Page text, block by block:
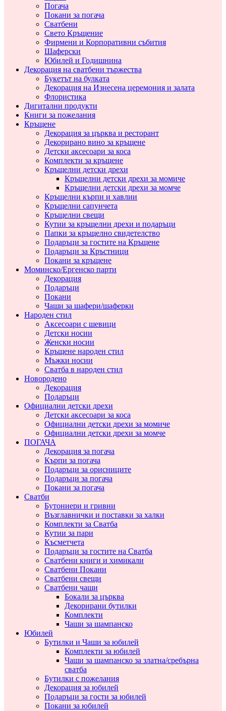
Погача
Покани за погача
Сватбени
Свето Кръщение
Фирмени и Корпоративни събития
Шаферски
Юбилей и Годишнина
Декорация на сватбени тържества
Букетът на булката
Декорация на Изнесена церемония и залата
Флористика
Дигитални продукти
Книги за пожелания
Кръщене
Декорация за църква и ресторант
Декорирано вино за кръщене
Детски аксесоари за коса
Комплекти за кръщене
Кръщелни детски дрехи
Кръщелни детски дрехи за момиче
Кръщелни детски дрехи за момче
Кръщелни кърпи и хавлии
Кръщелни сапунчета
Кръщелни свещи
Кутии за кръщелни дрехи и подаръци
Папки за кръщелно свидетелство
Подаръци за гостите на Кръщене
Подаръци за Кръстници
Покани за кръщене
Моминско/Ергенско парти
Декорация
Подаръци
Покани
Чаши за шафери/шаферки
Народен стил
Аксесоари с шевици
Детски носии
Женски носии
Кръщене народен стил
Мъжки носии
Сватба в народен стил
Новородено
Декорация
Подаръци
Официални детски дрехи
Детски аксесоари за коса
Официални детски дрехи за момиче
Официални детски дрехи за момче
ПОГАЧА
Декорация за погача
Кърпи за погача
Подаръци за орисниците
Подаръци за погача
Покани за погача
Сватби
Бутониери и гривни
Възглавнички и поставки за халки
Комплекти за Сватба
Кутии за пари
Късметчета
Подаръци за гостите на Сватба
Сватбени книги и химикали
Сватбени Покани
Сватбени свещи
Сватбени чаши
Бокали за църква
Декорирани бутилки
Комплекти
Чаши за шампанско
Юбилей
Бутилки и Чаши за юбилей
Комплекти за юбилей
Чаши за шампанско за златна/сребърна
сватба
Бутилки с пожелания
Декорация за юбилей
Подаръци за гости за юбилей
Покани за юбилей